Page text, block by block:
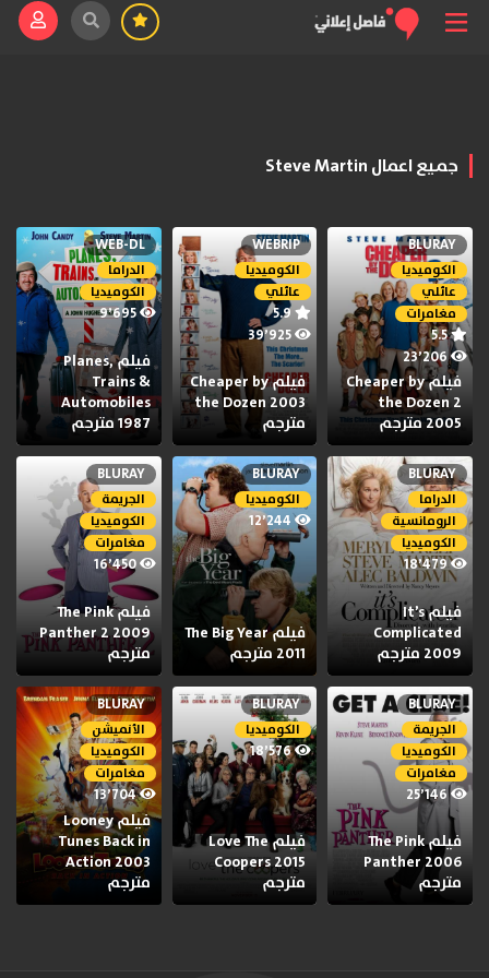
جميع اعمال Steve Martin
BLURAY
الكوميديا
عائلي
مغامرات
5.5
23٬206
فيلم Cheaper by
the Dozen 2
2005 مترجم
WEBRIP
الكوميديا
عائلي
5.9
39٬925
فيلم Cheaper by
the Dozen 2003
مترجم
WEB-DL
الدراما
الكوميديا
9٬695
فيلم Planes,
Trains &
Automobiles
1987 مترجم
BLURAY
الدراما
الرومانسية
الكوميديا
18٬479
فيلم It’s
Complicated
2009 مترجم
BLURAY
الكوميديا
12٬244
فيلم The Big Year
2011 مترجم
BLURAY
الجريمة
الكوميديا
مغامرات
16٬450
فيلم The Pink
Panther 2 2009
مترجم
BLURAY
الجريمة
الكوميديا
مغامرات
25٬146
فيلم The Pink
Panther 2006
مترجم
BLURAY
الكوميديا
18٬576
فيلم Love The
Coopers 2015
مترجم
BLURAY
الأنميشن
الكوميديا
مغامرات
13٬704
فيلم Looney
Tunes Back in
Action 2003
مترجم